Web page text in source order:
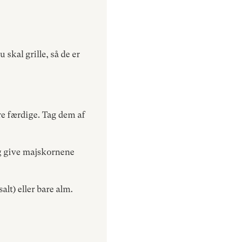
skal grille, så de er
færdige. Tag dem af
give majskornene
eller bare alm.